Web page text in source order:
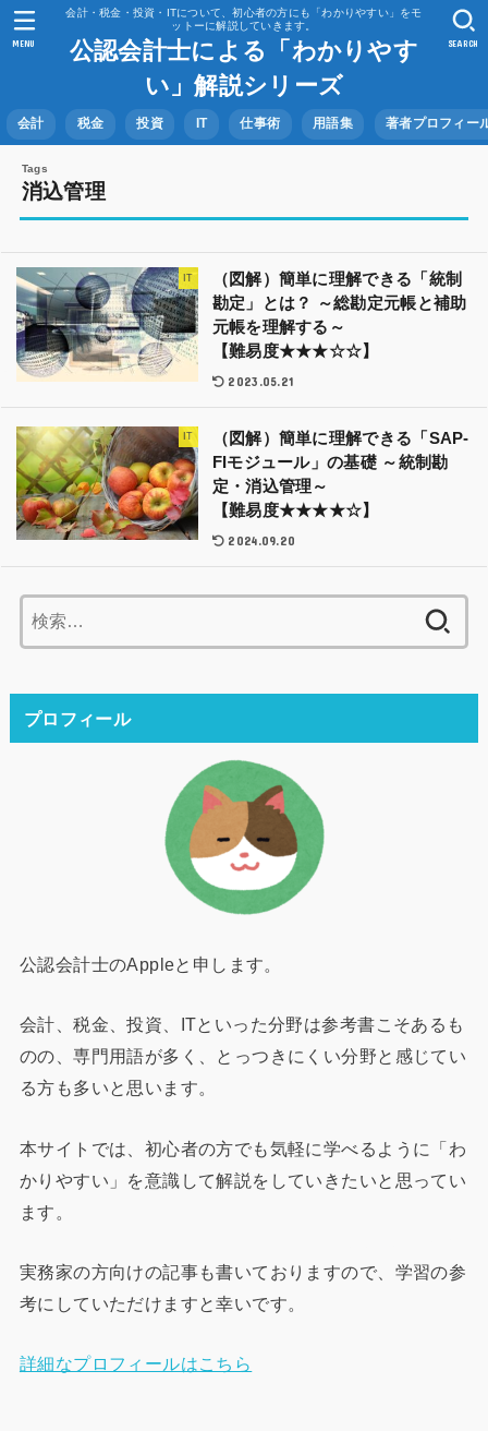
会計・税金・投資・ITについて、初心者の方にも「わかりやすい」をモ
ットーに解説していきます。
公認会計士による「わかりやす
い」解説シリーズ
会計 税金 投資 IT 仕事術 用語集 著者プロフィー
SEARCH
MENU
消込管理
IT
（図解）簡単に理解できる「統制
勘定」とは？ ～総勘定元帳と補助
元帳を理解する～
【難易度★★★☆☆】
2023.05.21
IT
（図解）簡単に理解できる「SAP-
FIモジュール」の基礎 ～統制勘
定・消込管理～
【難易度★★★★☆】
2024.09.20
索:
プロフィール
公認会計士のAppleと申します。
会計、税金、投資、ITといった分野は参考書こそあるも
のの、専門用語が多く、とっつきにくい分野と感じてい
る方も多いと思います。
本サイトでは、初心者の方でも気軽に学べるように「わ
かりやすい」を意識して解説をしていきたいと思ってい
ます。
実務家の方向けの記事も書いておりますので、学習の参
考にしていただけますと幸いです。
詳細なプロフィールはこちら